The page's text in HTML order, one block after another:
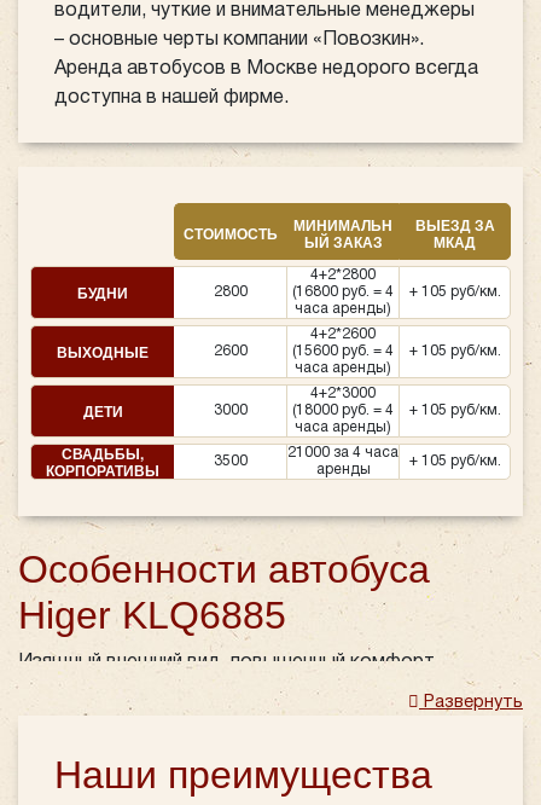
водители, чуткие и внимательные менеджеры
– основные черты компании «Повозкин».
Аренда автобусов в Москве недорого всегда
доступна в нашей фирме.
СТОИМОСТЬ МИНИМАЛЬН
ЫЙ ЗАКАЗ
ВЫЕЗД ЗА
МКАД
БУДНИ 2800
4+2*2800
(16800 руб. = 4
часа аренды)
+ 105 руб/км.
ВЫХОДНЫЕ 2600
4+2*2600
(15600 руб. = 4
часа аренды)
+ 105 руб/км.
ДЕТИ 3000
4+2*3000
(18000 руб. = 4
часа аренды)
+ 105 руб/км.
СВАДЬБЫ,
КОРПОРАТИВЫ 3500
21000 за 4 часа
аренды
+ 105 руб/км.
Особенности автобуса
Higer KLQ6885
Изящный внешний вид, повышенный комфорт,
видеосистема, объемный багажный отсек – это тот
не полный набор качеств, делающий автобус Higer
ряду компании «Повозкин». Учитывая, что обходится
Развернуть
Наши преимущества